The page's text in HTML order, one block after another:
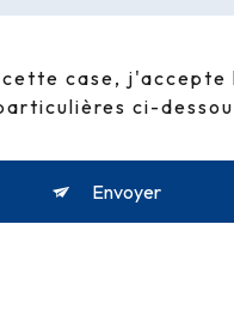
cette case, j'accepte
ci-
Envoyer